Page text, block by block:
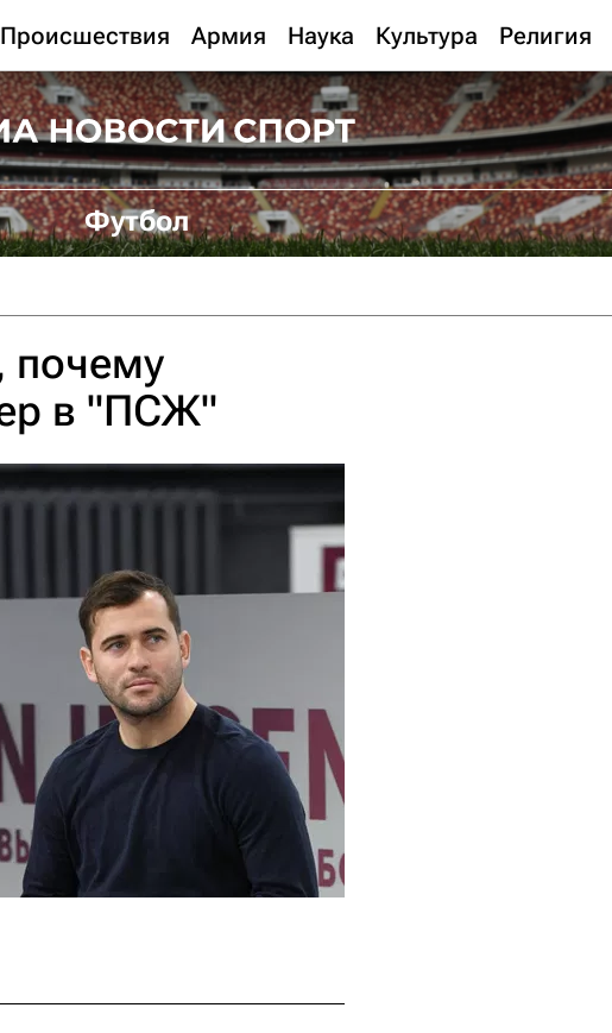
Происшествия Армия Наука Культура Религия
Футбол
почему
в "ПСЖ"